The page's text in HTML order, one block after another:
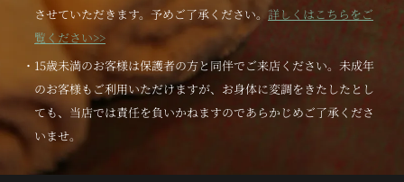
させていただきます。予めご了承ください。 詳しくはこちらをご
覧ください>>
・15歳未満のお客様は保護者の方と同伴でご来店ください。未成年
のお客様もご利用いただけますが、お身体に変調をきたしたとし
ても、当店では責任を負いかねますのであらかじめご了承くださ
いませ。